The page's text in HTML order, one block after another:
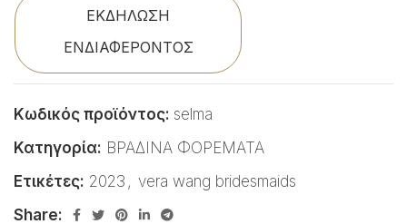
ΕΚΔΗΛΩΣΗ
ΕΝΔΙΑΦΕΡΟΝΤΟΣ
Κωδικός προϊόντος: selma
Κατηγορία: ΒΡΑΔΙΝΑ ΦΟΡΕΜΑΤΑ
Ετικέτες: 2023 , vera wang bridesmaids
Share: